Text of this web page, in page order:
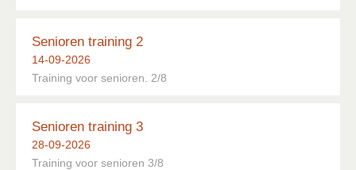
Senioren training 2
14-09-2026
Training voor senioren. 2/8
Senioren training 3
28-09-2026
Training voor senioren 3/8